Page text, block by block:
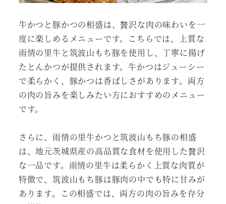
牛かつと豚かつの相盛は、贅沢な肉の味わいを一
度に楽しめるメニューです。こちらでは、上質な
雨情の里牛と筑波山もち豚を使用し、丁寧に揚げ
たとんかつが提供されます。牛かつはジューシー
で柔らかく、豚かつは香ばしさがあります。両方
の肉の旨みを楽しみたい方におすすめのメニュー
です。
さらに、雨情の里牛かつと筑波山もち豚の相盛
は、地元茨城県産の高品質な食材を使用した贅沢
な一品です。雨情の里牛は柔らかく上質な肉質が
特徴で、筑波山もち豚は豚肉の中でも特に甘みが
あります。この相盛では、両方の肉の旨みを存分